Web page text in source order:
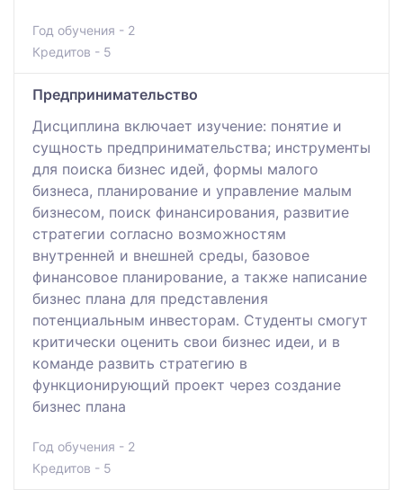
Год обучения - 2
Кредитов - 5
Предпринимательство
Дисциплина включает изучение: понятие и
сущность предпринимательства; инструменты
для поиска бизнес идей, формы малого
бизнеса, планирование и управление малым
бизнесом, поиск финансирования, развитие
стратегии согласно возможностям
внутренней и внешней среды, базовое
финансовое планирование, а также написание
бизнес плана для представления
потенциальным инвесторам. Студенты смогут
критически оценить свои бизнес идеи, и в
команде развить стратегию в
функционирующий проект через создание
бизнес плана
Год обучения - 2
Кредитов - 5